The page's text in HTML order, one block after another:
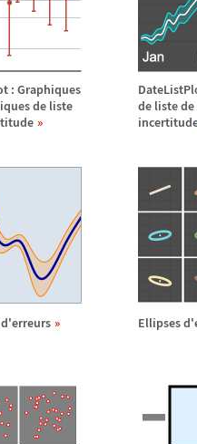
: Graphiques
de liste
de liste de
Ellipses